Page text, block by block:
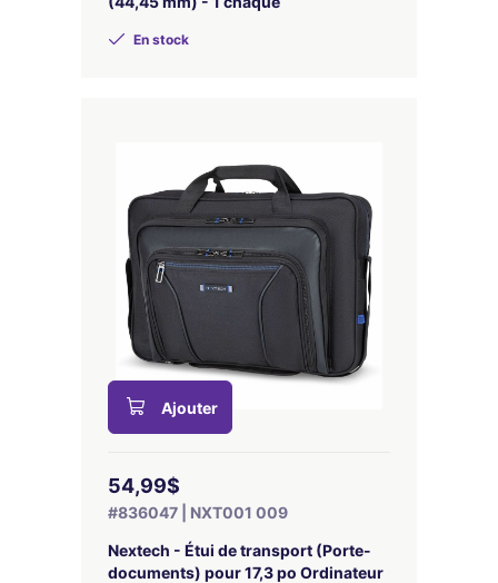
En stock
Ajouter
54,99$
#836047 | NXT001 009
Nextech - Étui de transport (Porte-
documents) pour 17,3 po Ordinateur